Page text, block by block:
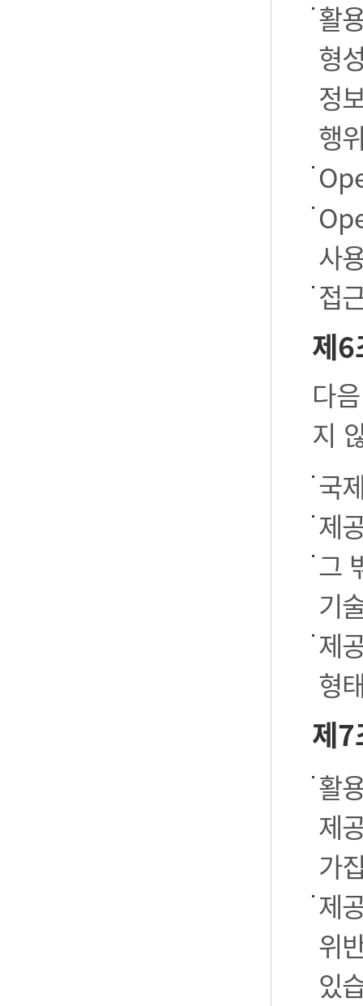
활
형
정
행
사
접
제6
다
지
국
제
그
기
제
형
제7
활
제
가
제
위
있